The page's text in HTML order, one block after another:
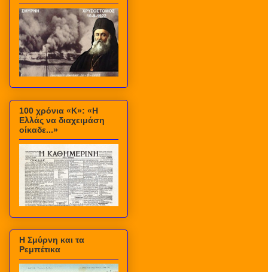
100 χρόνια «Κ»: «Η
Ελλάς να διαχειμάση
οίκαδε...»
Η Σμύρνη και τα
Ρεμπέτικα